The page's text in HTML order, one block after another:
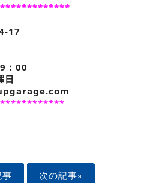
17
：00
日
次の記事»